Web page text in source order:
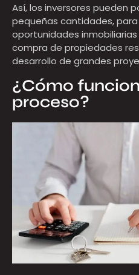
Así, los inversores pueden
pequeñas cantidades,
oportunidades
compra de propiedades
desarrollo de grandes
¿Cómo
proceso?